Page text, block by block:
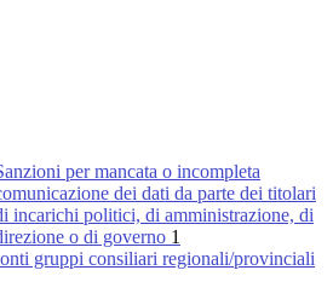
per mancata o incompleta
dei dati da parte dei titolari
incarichi politici, di amministrazione, di
o di governo 1
gruppi consiliari regionali/provinciali